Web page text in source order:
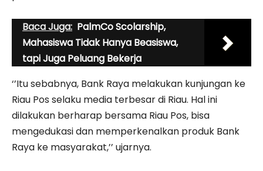
Baca Juga: PalmCo Scolarship,
Mahasiswa Tidak Hanya Beasiswa,
tapi Juga Peluang Bekerja
‘’Itu sebabnya, Bank Raya melakukan kunjungan ke
Riau Pos selaku media terbesar di Riau. Hal ini
dilakukan berharap bersama Riau Pos, bisa
mengedukasi dan memperkenalkan produk Bank
Raya ke masyarakat,’’ ujarnya.